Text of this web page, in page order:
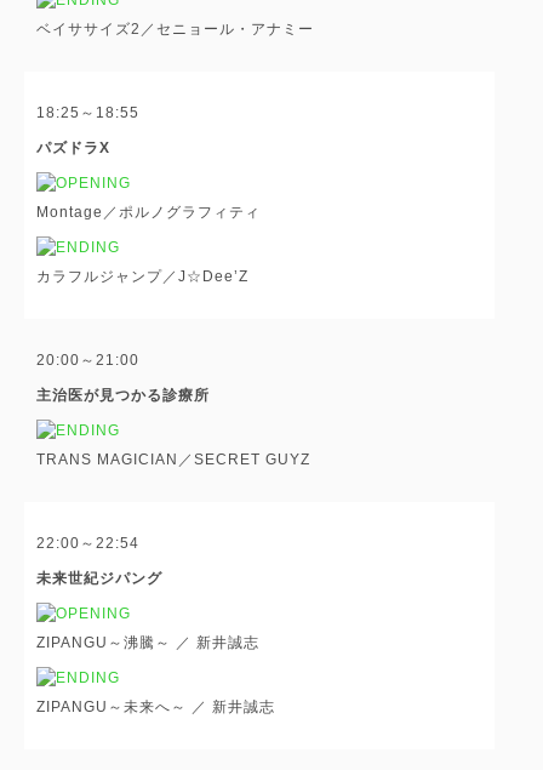
ベイササイズ2／セニョール・アナミー
18:25～18:55
パズドラX
Montage／ポルノグラフィティ
カラフルジャンプ／J☆Dee’Z
20:00～21:00
主治医が見つかる診療所
TRANS MAGICIAN／SECRET GUYZ
22:00～22:54
未来世紀ジパング
ZIPANGU～沸騰～ ／ 新井誠志
ZIPANGU～未来へ～ ／ 新井誠志